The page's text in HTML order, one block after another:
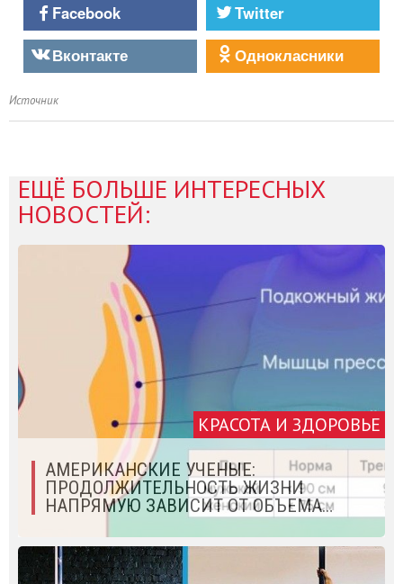
Facebook
Twitter
Вконтакте
Однокласники
Источник
ЕЩЁ БОЛЬШЕ ИНТЕРЕСНЫХ
НОВОСТЕЙ:
КРАСОТА И ЗДОРОВЬЕ
АМЕРИКАНСКИЕ УЧЕНЫЕ:
ПРОДОЛЖИТЕЛЬНОСТЬ ЖИЗНИ
НАПРЯМУЮ ЗАВИСИТ ОТ ОБЪЕМА…